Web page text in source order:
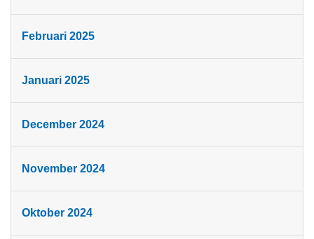
Februari 2025
Januari 2025
December 2024
November 2024
Oktober 2024